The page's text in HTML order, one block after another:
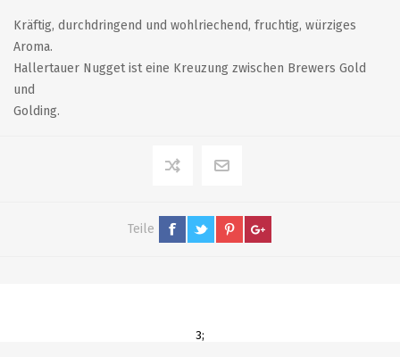
Kräftig, durchdringend und wohlriechend, fruchtig, würziges
Aroma.
Hallertauer Nugget ist eine Kreuzung zwischen Brewers Gold
und
Golding.
Teile
3;